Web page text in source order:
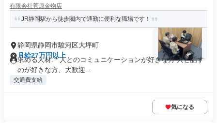
スタッフ
有限会社菅原金物店
JR静岡駅から徒歩圏内で通勤に便利な職場です！
静岡県静岡市駿河区大坪町
月給27万円以上
求める人材: * 人とのコミュニケーションが好きな方 人と話す
のが好きな方、大歓迎...
交通費支給
気になる